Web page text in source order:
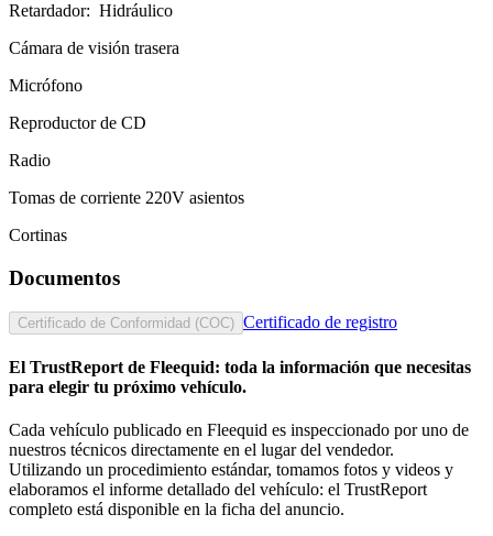
Retardador: Hidráulico
Cámara de visión trasera
Micrófono
Reproductor de CD
Radio
Tomas de corriente 220V asientos
Cortinas
Documentos
Certificado de Conformidad (COC) Certificado de registro
El TrustReport de Fleequid: toda la información que necesitas
para elegir tu próximo vehículo.
Cada vehículo publicado en Fleequid es inspeccionado por uno de
nuestros técnicos directamente en el lugar del vendedor.
Utilizando un procedimiento estándar, tomamos fotos y videos y
elaboramos el informe detallado del vehículo: el TrustReport
completo está disponible en la ficha del anuncio.